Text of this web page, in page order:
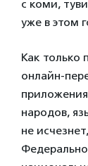
с коми,
уже в этом
Как только
онлайн-
народов,
не